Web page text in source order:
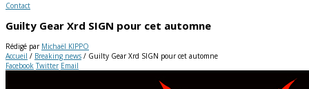
Contact
Guilty Gear Xrd SIGN pour cet automne
Rédigé par Michaël KIPPO
Accueil / Breaking news / Guilty Gear Xrd SIGN pour cet automne
Facebook Twitter Email